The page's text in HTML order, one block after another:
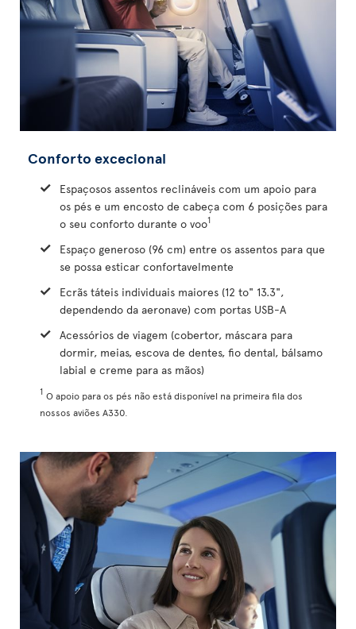
Conforto excecional
Espaçosos assentos reclináveis com um apoio para
os pés e um encosto de cabeça com 6 posições para
o seu conforto durante o voo1
Espaço generoso (96 cm) entre os assentos para que
se possa esticar confortavelmente
Ecrãs táteis individuais maiores (12 to" 13.3",
dependendo da aeronave) com portas USB-A
Acessórios de viagem (cobertor, máscara para
dormir, meias, escova de dentes, fio dental, bálsamo
labial e creme para as mãos)
1 O apoio para os pés não está disponível na primeira fila dos
nossos aviões A330.